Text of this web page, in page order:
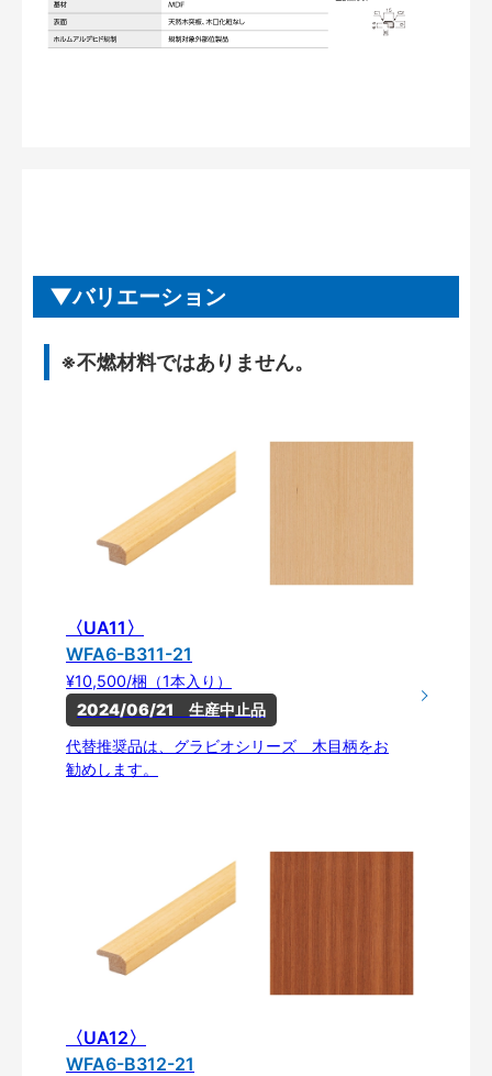
バリエーション
※不燃材料ではありません。
〈UA11〉
WFA6-B311-21
¥10,500/梱（1本入り）
2024/06/21　生産中止品
代替推奨品は、グラビオシリーズ 木目柄をお
勧めします。
〈UA12〉
WFA6-B312-21